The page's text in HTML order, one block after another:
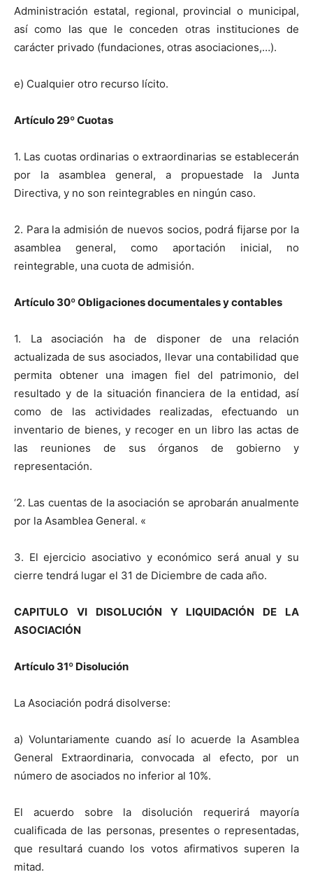
Administración estatal, regional, provincial o municipal,
así como las que le conceden otras instituciones de
carácter privado (fundaciones, otras asociaciones,…).
e) Cualquier otro recurso lícito.
Artículo 29ºCuotas
1. Las cuotas ordinarias o extraordinarias se establecerán
por la asamblea general, a propuestade la Junta
Directiva, y no son reintegrables en ningún caso.
2. Para la admisión de nuevos socios, podrá fijarse por la
asamblea general, como aportación inicial, no
reintegrable, una cuota de admisión.
Artículo 30ºObligaciones documentalesycontables
1. La asociación ha de disponer de una relación
actualizada de sus asociados, llevar una contabilidad que
permita obtener una imagen fiel del patrimonio, del
resultado y de la situación financiera de la entidad, así
como de las actividades realizadas, efectuando un
inventario de bienes, y recoger en un libro las actas de
las reuniones de sus órganos de gobierno y
representación.
‘2. Las cuentas de la asociación se aprobarán anualmente
por la Asamblea General. «
3. El ejercicio asociativo y económico será anual y su
cierre tendrá lugar el 31 de Diciembre de cada año.
CAPITULO VI DISOLUCIÓN Y LIQUIDACIÓN DE LA
ASOCIACIÓN
Artículo 31º Disolución
La Asociación podrá disolverse:
a) Voluntariamente cuando así lo acuerde la Asamblea
General Extraordinaria, convocada al efecto, por un
número de asociados no inferior al 10%.
El acuerdo sobre la disolución requerirá mayoría
cualificada de las personas, presentes o representadas,
que resultará cuando los votos afirmativos superen la
mitad.